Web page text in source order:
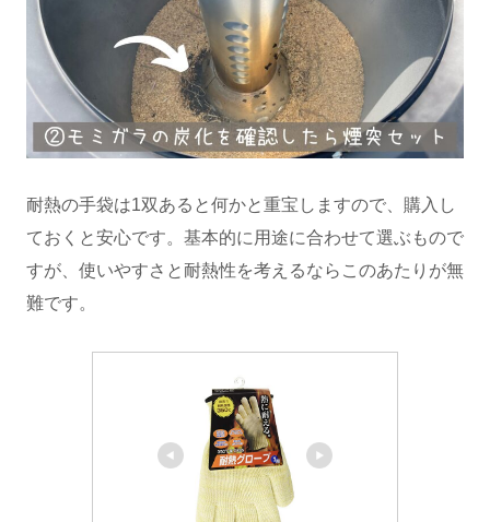
耐熱の手袋は1双あると何かと重宝しますので、購入し
ておくと安心です。基本的に用途に合わせて選ぶもので
すが、使いやすさと耐熱性を考えるならこのあたりが無
難です。